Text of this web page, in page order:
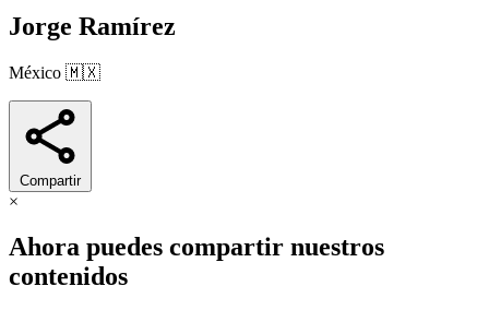
Jorge Ramírez
México 🇲🇽
Compartir
×
Ahora puedes compartir nuestros
contenidos